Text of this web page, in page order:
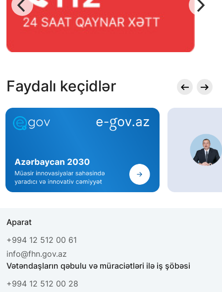
Faydalı keçidlər
Aparat
+994 12 512 00 61
info@fhn.gov.az
Vətəndaşların qəbulu və müraciətləri ilə iş şöbəsi
+994 12 512 00 28